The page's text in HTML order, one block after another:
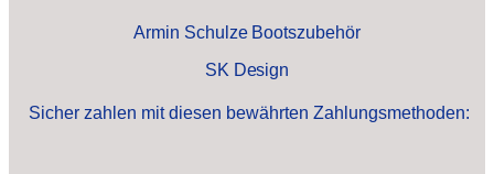
Armin Schulze Bootszubehör
SK Design
Sicher zahlen mit diesen bewährten Zahlungsmethoden: